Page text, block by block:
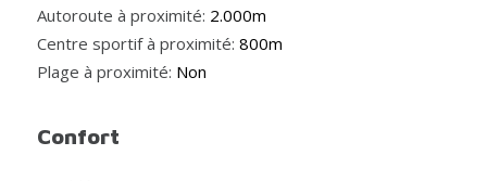
Autoroute à proximité: 2.000m
Centre sportif à proximité: 800m
Plage à proximité: Non
Confort